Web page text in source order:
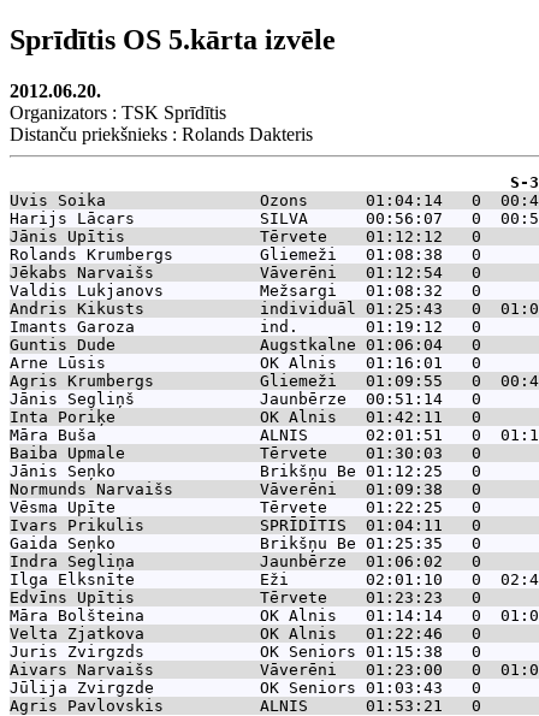
Sprīdītis OS 5.kārta izvēle
2012.06.20.
Organizators : TSK Sprīdītis
Distanču priekšnieks : Rolands Dakteris
Uvis Soika
Ozons      01:04:14
Harijs Lācars
SILVA      00:56:07
Jānis Upītis
Tērvete    01:12:12
Rolands Krumbergs
Gliemeži   01:08:38
Jēkabs Narvaišs
Vāverēni   01:12:54
Valdis Lukjanovs
Mežsargi
Andris Kikusts
individuāl 01:25:43
Imants Garoza
ind.       01:19:12
Guntis Dude
Augstkalne
Arne Lūsis
OK Alnis   01:16:01
Agris Krumbergs
Gliemeži   01:09:55
Jānis Segliņš
Jaunbērze
Inta Poriķe
OK Alnis   01:42:11
Māra Buša
ALNIS      02:01:51
Baiba Upmale
Tērvete    01:30:03
Jānis Seņko
Brikšņu Be
Normunds Narvaišs
Vāverēni
Vēsma Upīte
Tērvete    01:22:25
Ivars Prikulis
SPRĪDĪTIS
Gaida Seņko
Brikšņu Be
Indra Segliņa
Jaunbērze
Ilga Elksnīte
Eži        02:01:10
Edvīns Upītis
Tērvete    01:23:23
Māra Bolšteina
OK Alnis
Velta Zjatkova
OK Alnis
Juris Zvirgzds
OK Seniors
Aivars Narvaišs
Vāverēni
Jūlija Zvirgzde
OK Seniors
Agris Pavlovskis
ALNIS